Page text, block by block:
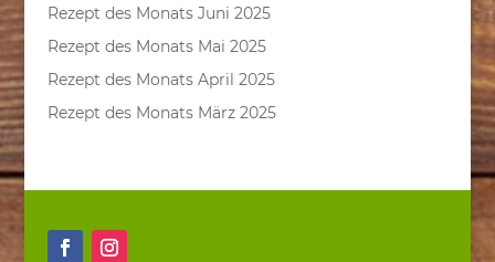
Rezept des Monats Juni 2025
Rezept des Monats Mai 2025
Rezept des Monats April 2025
Rezept des Monats März 2025